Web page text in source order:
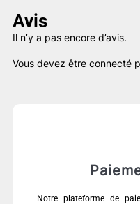
Avis
Il n’y a pas encore d’avis.
Vous devez être connecté
Notre plateforme de